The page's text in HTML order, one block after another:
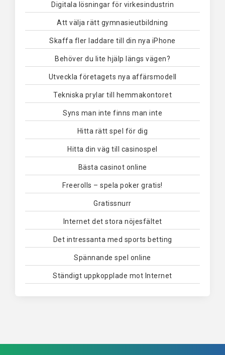
Digitala lösningar för virkesindustrin
Att välja rätt gymnasieutbildning
Skaffa fler laddare till din nya iPhone
Behöver du lite hjälp längs vägen?
Utveckla företagets nya affärsmodell
Tekniska prylar till hemmakontoret
Syns man inte finns man inte
Hitta rätt spel för dig
Hitta din väg till casinospel
Bästa casinot online
Freerolls – spela poker gratis!
Gratissnurr
Internet det stora nöjesfältet
Det intressanta med sports betting
Spännande spel online
Ständigt uppkopplade mot Internet